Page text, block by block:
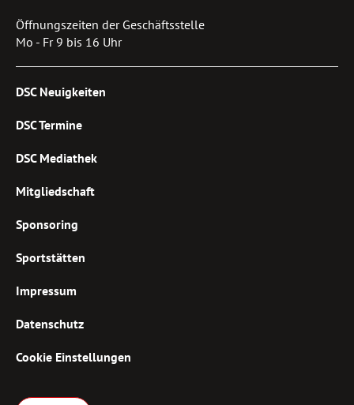
Öffnungszeiten der Geschäftsstelle
Mo - Fr 9 bis 16 Uhr
DSC Neuigkeiten
DSC Termine
DSC Mediathek
Mitgliedschaft
Sponsoring
Sportstätten
Impressum
Datenschutz
Cookie Einstellungen